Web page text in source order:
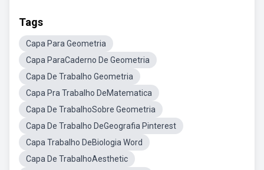
Tags
Capa Para Geometria
Capa ParaCaderno De Geometria
Capa De Trabalho Geometria
Capa Pra Trabalho DeMatematica
Capa De TrabalhoSobre Geometria
Capa De Trabalho DeGeografia Pinterest
Capa Trabalho DeBiologia Word
Capa De TrabalhoAesthetic